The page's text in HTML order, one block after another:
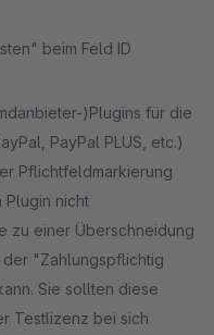
beim Feld ID
)Plugins für die
PayPal PLUS, etc.)
Pflichtfeldmarkierung
Plugin nicht
zu einer Überschneidung
diese
bei sich